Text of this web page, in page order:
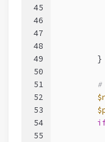
45
46
47
48
49
50
51
52
53
54
55
        }
#